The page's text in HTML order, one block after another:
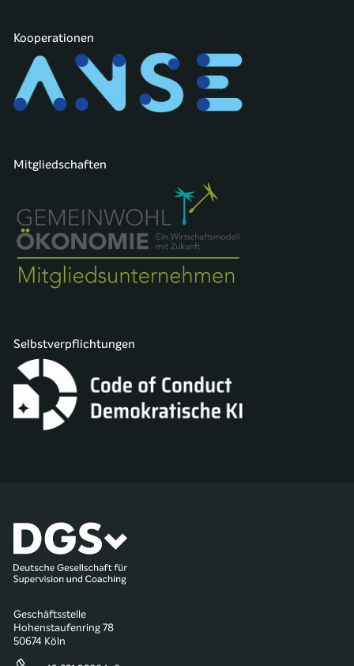
Kooperationen
Mitgliedschaften
Selbstverpflichtungen
Geschäftsstelle
Hohenstaufenring 78
50674 Köln